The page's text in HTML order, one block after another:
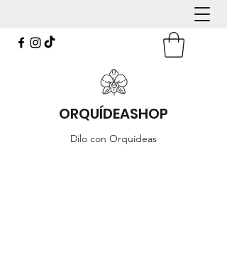
ORQUÍDEASHOP
Dilo con Orquídeas